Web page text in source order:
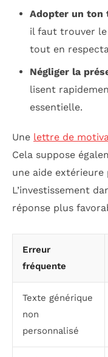
Adopter un ton
il faut trouver
tout en
Négliger la
lisent
essentielle.
Une lettre de
Cela suppose
une aide
L’investissement
réponse plus
Erreur
fréquente
Texte générique
non
personnalisé